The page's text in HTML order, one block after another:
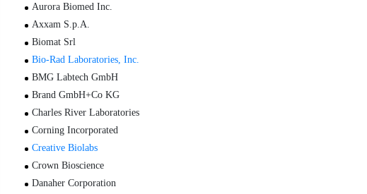
Aurora Biomed Inc.
Axxam S.p.A.
Biomat Srl
Bio-Rad Laboratories, Inc.
BMG Labtech GmbH
Brand GmbH+Co KG
Charles River Laboratories
Corning Incorporated
Creative Biolabs
Crown Bioscience
Danaher Corporation